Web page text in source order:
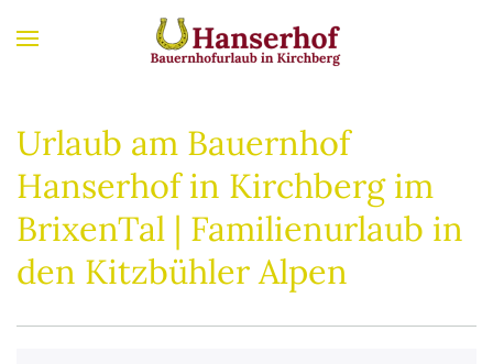
Zum Hauptinhalt springen
Urlaub am Bauernhof
Hanserhof in Kirchberg im
BrixenTal | Familienurlaub in
den Kitzbühler Alpen